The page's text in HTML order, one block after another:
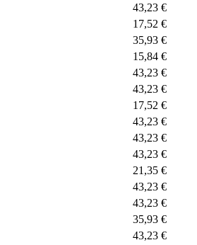
43,23 €
17,52 €
35,93 €
15,84 €
43,23 €
43,23 €
17,52 €
43,23 €
43,23 €
43,23 €
21,35 €
43,23 €
43,23 €
35,93 €
43,23 €